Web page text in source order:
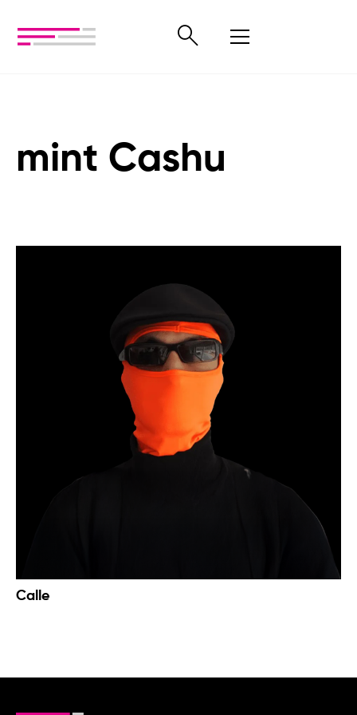
mint Cashu
Calle